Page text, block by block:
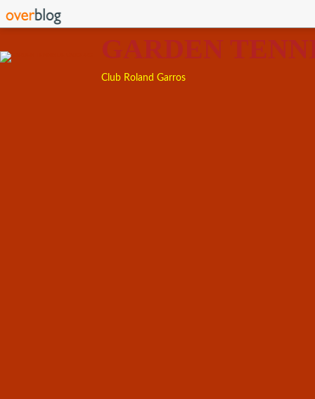
GARDEN
Club Roland Garros